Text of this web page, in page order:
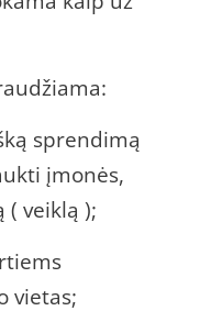
sprendimą
įmonės,
( veiklą );
vietas;